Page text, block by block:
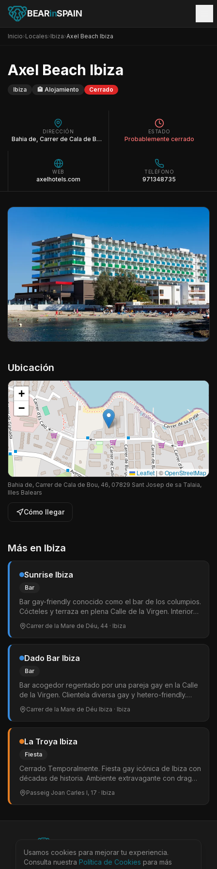
BEARinSPAIN
Inicio›Locales›Ibiza›Axel Beach Ibiza
Axel Beach Ibiza
Ibiza 🏨 Alojamiento Cerrado
DIRECCIÓN
Bahia de, Carrer de Cala de Bou, 46, 07829 Sant Josep de sa Talaia, Illes Balears
ESTADO
Probablemente cerrado
WEB
axelhotels.com
TELÉFONO
971348735
Ubicación
+
−
Leaflet | ©OpenStreetMap
Bahia de, Carrer de Cala de Bou, 46, 07829 Sant Josep de sa Talaia,
Illes Balears
Cómo llegar
Más en Ibiza
Sunrise Ibiza
Bar
Bar gay-friendly conocido como el bar de los columpios.
Cócteles y terraza en plena Calle de la Virgen. Interior
glamuroso con luces rosas.
Carrer de la Mare de Déu, 44 · Ibiza
Dado Bar Ibiza
Bar
Bar acogedor regentado por una pareja gay en la Calle
de la Virgen. Clientela diversa gay y hetero-friendly.
Ambiente de los 80s de Ibiza.
Carrer de la Mare de Déu Ibiza · Ibiza
La Troya Ibiza
Fiesta
Cerrado Temporalmente. Fiesta gay icónica de Ibiza con
décadas de historia. Ambiente extravagante con drag
performers y música electrónica. Actualmente en Club
Chinois los lunes.
Passeig Joan Carles I, 17 · Ibiza
©
Ciudades LocalesAgenda TiendaMás
Aviso LegalPrivacidad CookiesTérminos
Usamos cookies para mejorar tu experiencia.
Consulta nuestra Política de Cookies para más